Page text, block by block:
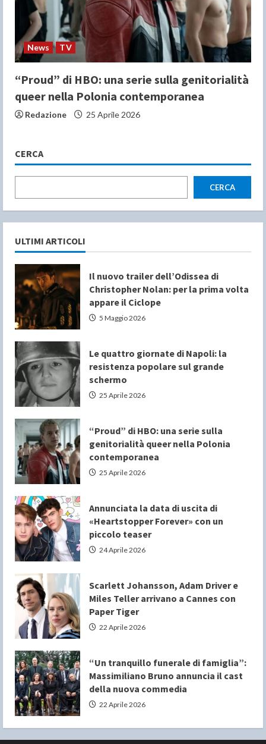
News TV
“Proud” di HBO: una serie sulla genitorialità
queer nella Polonia contemporanea
Redazione 25 Aprile 2026
CERCA
CERCA
ULTIMI ARTICOLI
Il nuovo trailer dell’Odissea di
Christopher Nolan: per la prima volta
appare il Ciclope
5 Maggio 2026
Le quattro giornate di Napoli: la
resistenza popolare sul grande
schermo
25 Aprile 2026
“Proud” di HBO: una serie sulla
genitorialità queer nella Polonia
contemporanea
25 Aprile 2026
Annunciata la data di uscita di
«Heartstopper Forever» con un
piccolo teaser
24 Aprile 2026
Scarlett Johansson, Adam Driver e
Miles Teller arrivano a Cannes con
Paper Tiger
22 Aprile 2026
“Un tranquillo funerale di famiglia”:
Massimiliano Bruno annuncia il cast
della nuova commedia
22 Aprile 2026